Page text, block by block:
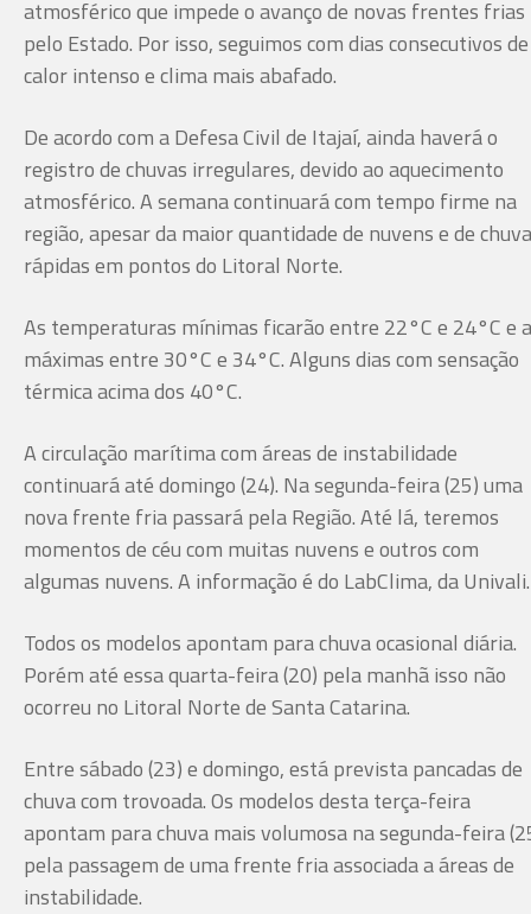
atmosférico que impede o avanço de novas frentes frias
pelo Estado. Por isso, seguimos com dias consecutivos de
calor intenso e clima mais abafado.
De acordo com a Defesa Civil de Itajaí, ainda haverá o
registro de chuvas irregulares, devido ao aquecimento
atmosférico. A semana continuará com tempo firme na
região, apesar da maior quantidade de nuvens e de
rápidas em pontos do Litoral Norte.
As temperaturas mínimas ficarão entre 22°C e 24°C e
máximas entre 30°C e 34°C. Alguns dias com sensação
térmica acima dos 40°C.
A circulação marítima com áreas de instabilidade
continuará até domingo (24). Na segunda-feira (25) uma
nova frente fria passará pela Região. Até lá, teremos
momentos de céu com muitas nuvens e outros com
algumas nuvens. A informação é do LabClima, da Univali.
Todos os modelos apontam para chuva ocasional diária.
Porém até essa quarta-feira (20) pela manhã isso não
ocorreu no Litoral Norte de Santa Catarina.
Entre sábado (23) e domingo, está prevista pancadas de
chuva com trovoada. Os modelos desta terça-feira
apontam para chuva mais volumosa na segunda-feira
pela passagem de uma frente fria associada a áreas de
instabilidade.